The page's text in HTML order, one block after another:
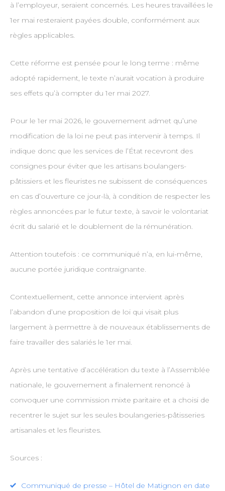
à l’employeur, seraient concernés. Les heures travaillées le
1er mai resteraient payées double, conformément aux
règles applicables.
Cette réforme est pensée pour le long terme : même
adopté rapidement, le texte n’aurait vocation à produire
ses effets qu’à compter du 1er mai 2027.
Pour le 1er mai 2026, le gouvernement admet qu’une
modification de la loi ne peut pas intervenir à temps. Il
indique donc que les services de l’État recevront des
consignes pour éviter que les artisans boulangers-
pâtissiers et les fleuristes ne subissent de conséquences
en cas d’ouverture ce jour-là, à condition de respecter les
règles annoncées par le futur texte, à savoir le volontariat
écrit du salarié et le doublement de la rémunération.
Attention toutefois : ce communiqué n’a, en lui-même,
aucune portée juridique contraignante.
Contextuellement, cette annonce intervient après
l’abandon d’une proposition de loi qui visait plus
largement à permettre à de nouveaux établissements de
faire travailler des salariés le 1er mai.
Après une tentative d’accélération du texte à l’Assemblée
nationale, le gouvernement a finalement renoncé à
convoquer une commission mixte paritaire et a choisi de
recentrer le sujet sur les seules boulangeries-pâtisseries
artisanales et les fleuristes.
Sources :
Communiqué de presse – Hôtel de Matignon en date